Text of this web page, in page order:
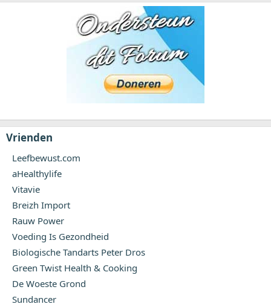
Vrienden
Leefbewust.com
aHealthylife
Vitavie
Breizh Import
Rauw Power
Voeding Is Gezondheid
Biologische Tandarts Peter Dros
Green Twist Health & Cooking
De Woeste Grond
Sundancer